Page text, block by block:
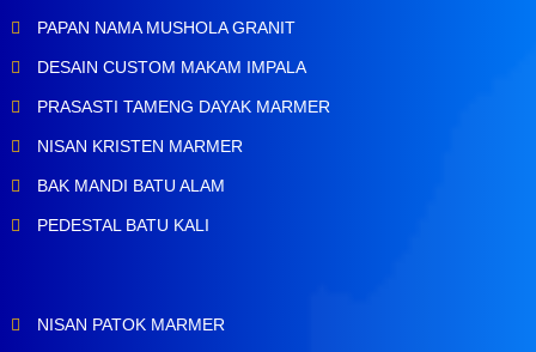
PAPAN NAMA MUSHOLA GRANIT
DESAIN CUSTOM MAKAM IMPALA
PRASASTI TAMENG DAYAK MARMER
NISAN KRISTEN MARMER
BAK MANDI BATU ALAM
PEDESTAL BATU KALI
NISAN PATOK MARMER